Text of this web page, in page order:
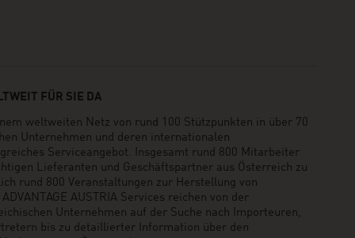
FÜR SIE DA
weltweiten Netz von rund 100 Stützpunkten in über 70
Unternehmen und deren internationalen
Serviceangebot. Insgesamt rund 800 Mitarbeiter
Lieferanten und Geschäftspartner aus Österreich zu
rund 800 Veranstaltungen zur Herstellung von
AUSTRIA Services reichen von der
Unternehmen auf der Suche nach Importeuren,
bis zu detaillierter Information über den